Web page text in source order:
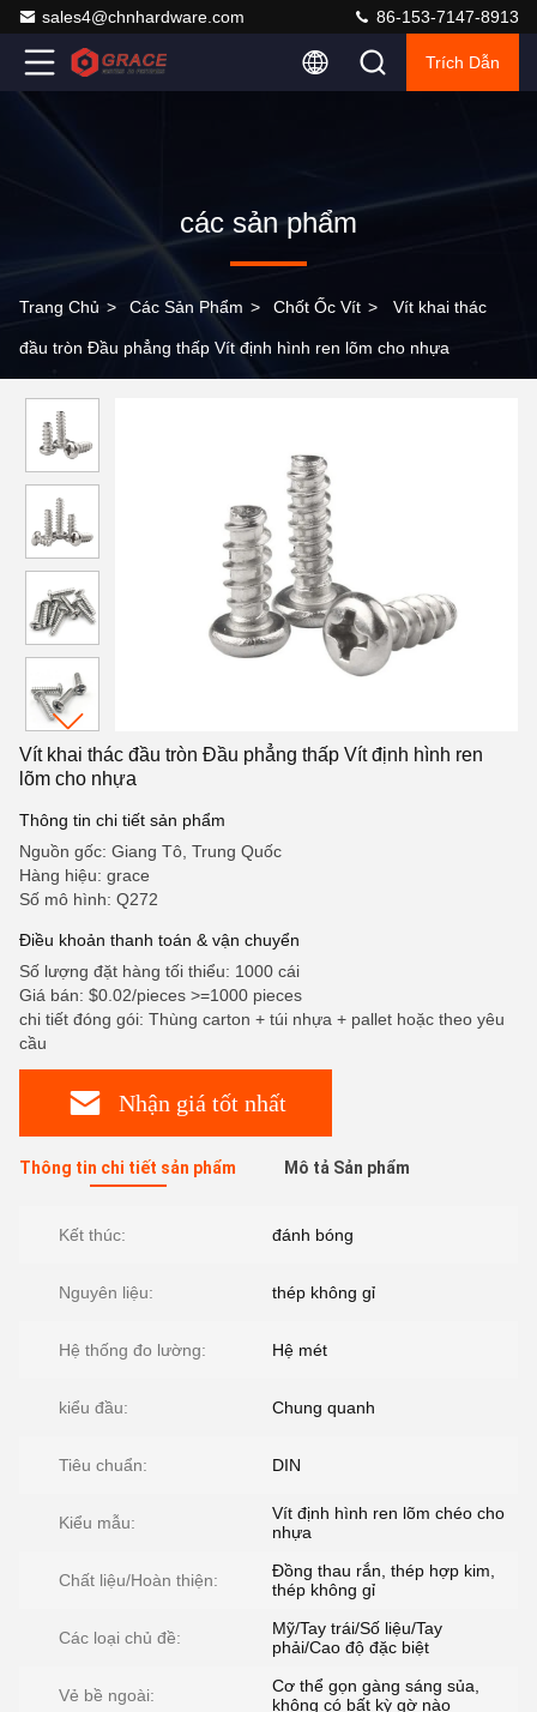
sales4@chnhardware.com 86-153-7147-8913
Trích Dẫn
các sản phẩm
Trang Chủ > Các Sản Phẩm > Chốt Ốc Vít > Vít khai thác
đầu tròn Đầu phẳng thấp Vít định hình ren lõm cho nhựa
Vít khai thác đầu tròn Đầu phẳng thấp Vít định hình ren
lõm cho nhựa
Thông tin chi tiết sản phẩm
Nguồn gốc: Giang Tô, Trung Quốc
Hàng hiệu: grace
Số mô hình: Q272
Điều khoản thanh toán & vận chuyển
Số lượng đặt hàng tối thiểu: 1000 cái
Giá bán: $0.02/pieces >=1000 pieces
chi tiết đóng gói: Thùng carton + túi nhựa + pallet hoặc theo yêu
cầu
Nhận giá tốt nhất
Thông tin chi tiết sản phẩm Mô tả Sản phẩm
Kết thúc: đánh bóng
Nguyên liệu: thép không gỉ
Hệ thống đo lường: Hệ mét
kiểu đầu: Chung quanh
Tiêu chuẩn: DIN
Kiểu mẫu:
Vít định hình ren lõm chéo cho
nhựa
Chất liệu/Hoàn thiện:
Đồng thau rắn, thép hợp kim,
thép không gỉ
Các loại chủ đề:
Mỹ/Tay trái/Số liệu/Tay
phải/Cao độ đặc biệt
Vẻ bề ngoài:
Cơ thể gọn gàng sáng sủa,
không có bất kỳ gờ nào